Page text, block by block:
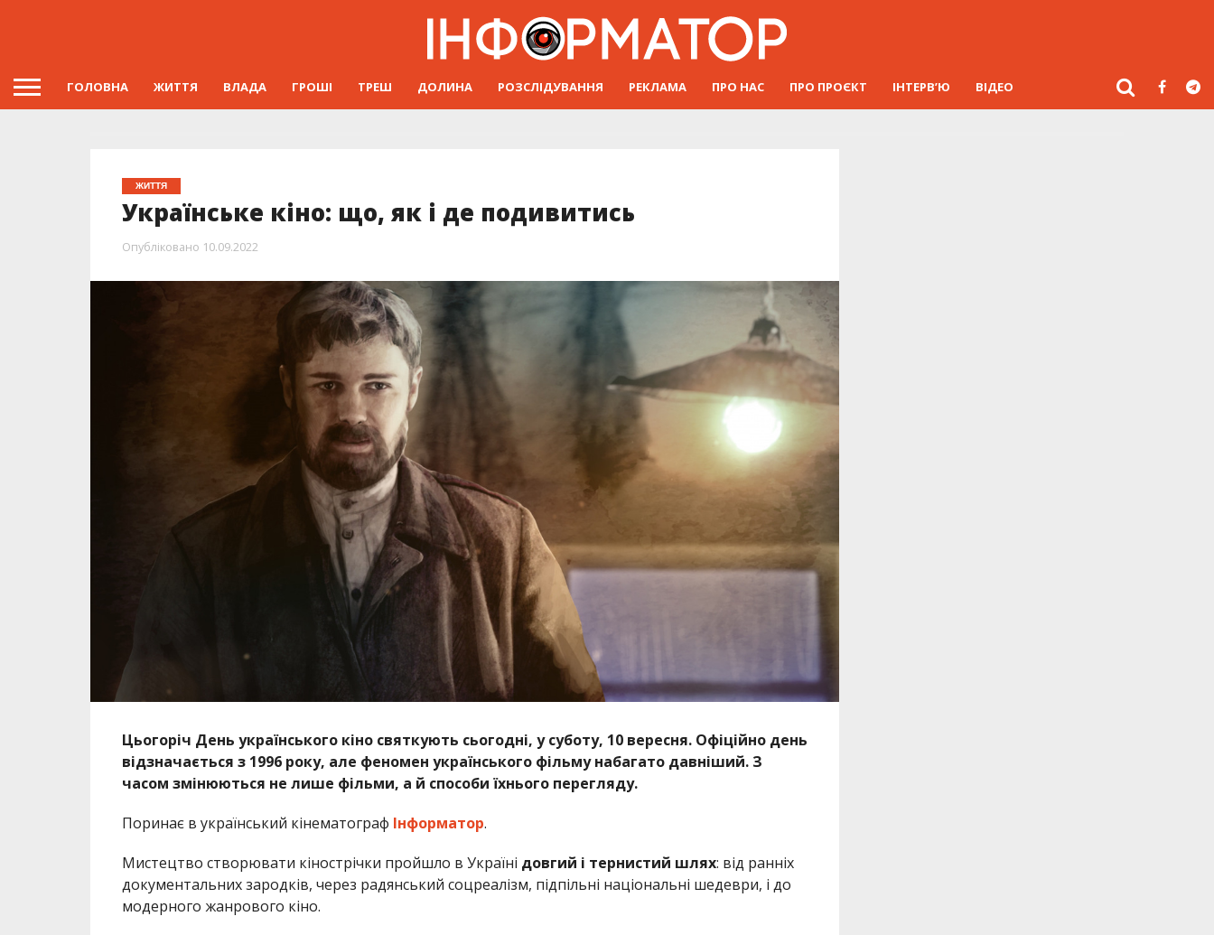
ГОЛОВНА ЖИТТЯ ВЛАДА ГРОШІ ТРЕШ ДОЛИНА РОЗСЛІДУВАННЯ РЕКЛАМА ПРО НАС ПРО ПРОЄКТ ІНТЕРВ’Ю ВІДЕО
ЖИТТЯ
Українське кіно: що, як і де подивитись
Опубліковано 10.09.2022
Цьогоріч День українського кіно святкують сьогодні, у суботу, 10 вересня. Офіційно день
відзначається з 1996 року, але феномен українського фільму набагато давніший. З
часом змінюються не лише фільми, а й способи їхнього перегляду.
Поринає в український кінематограф Інформатор.
Мистецтво створювати кінострічки пройшло в Україні довгий і тернистий шлях: від ранніх
документальних зародків, через радянський соцреалізм, підпільні національні шедеври, і до
модерного жанрового кіно.